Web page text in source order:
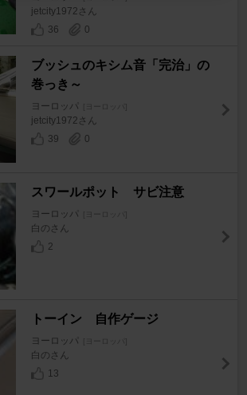
jetcity1972さん
36
0
ブッシュのキシム音「完治」の
巻っき～
ヨーロッパ [ヨーロッパ]
jetcity1972さん
39
0
スワールポット サビ注意
ヨーロッパ [ヨーロッパ]
白のさん
2
トーイン 自作ゲージ
ヨーロッパ [ヨーロッパ]
白のさん
13